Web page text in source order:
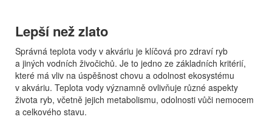
Lepší než zlato
Správná teplota vody v akváriu je klíčová pro zdraví ryb
a jiných vodních živočichů. Je to jedno ze základních kritérií,
které má vliv na úspěšnost chovu a odolnost ekosystému
v akváriu. Teplota vody významně ovlivňuje různé aspekty
života ryb, včetně jejich metabolismu, odolnosti vůči nemocem
a celkového stavu.